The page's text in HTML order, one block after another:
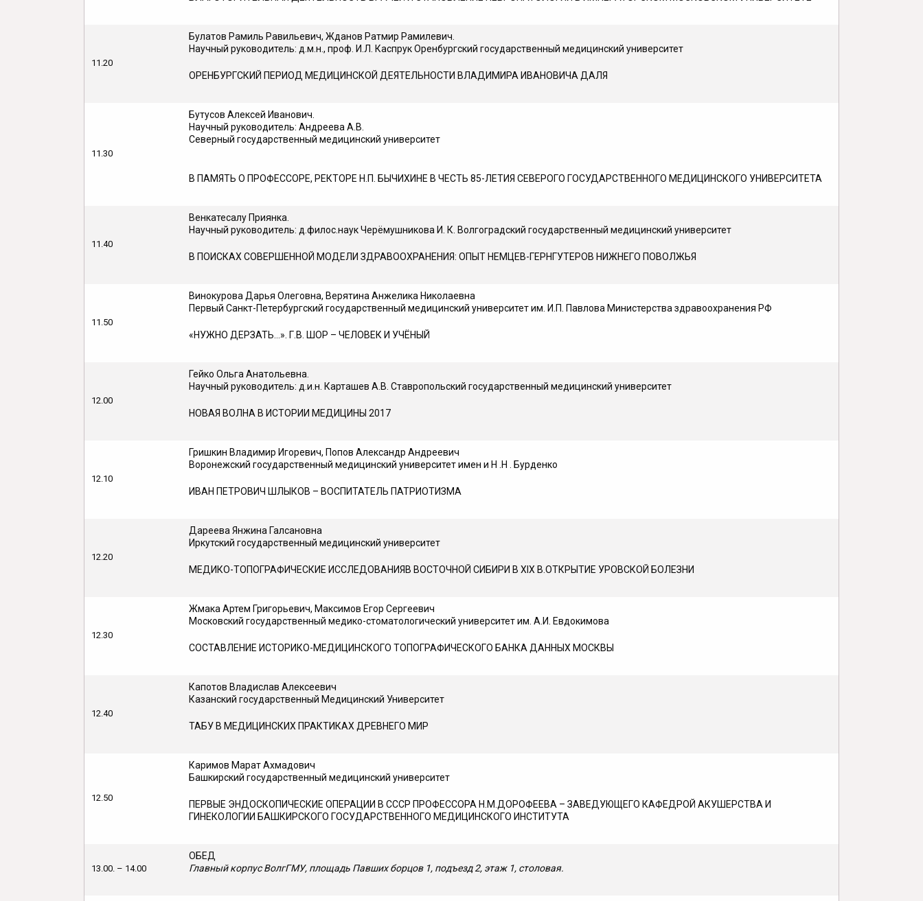
11.20
Булатов Рамиль Равильевич, Жданов Ратмир Рамилевич.
Научный руководитель: д.м.н., проф. И.Л. Каспрук Оренбургский государственный медицинский университет
ОРЕНБУРГСКИЙ ПЕРИОД МЕДИЦИНСКОЙ ДЕЯТЕЛЬНОСТИ ВЛАДИМИРА ИВАНОВИЧА ДАЛЯ
11.30
Бутусов Алексей Иванович.
Научный руководитель: Андреева А.В.
Северный государственный медицинский университет
В ПАМЯТЬ О ПРОФЕССОРЕ, РЕКТОРЕ Н.П. БЫЧИХИНЕ В ЧЕСТЬ 85-ЛЕТИЯ СЕВЕРОГО ГОСУДАРСТВЕННОГО МЕДИЦИНСКОГО УНИВЕРСИТЕТА
11.40
Венкатесалу Приянка.
Научный руководитель: д.филос.наук Черёмушникова И. К. Волгоградский государственный медицинский университет
В ПОИСКАХ СОВЕРШЕННОЙ МОДЕЛИ ЗДРАВООХРАНЕНИЯ: ОПЫТ НЕМЦЕВ-ГЕРНГУТЕРОВ НИЖНЕГО ПОВОЛЖЬЯ
11.50
Винокурова Дарья Олеговна, Верятина Анжелика Николаевна
Первый Санкт-Петербургский государственный медицинский университет им. И.П. Павлова Министерства здравоохранения РФ
«НУЖНО ДЕРЗАТЬ…». Г.В. ШОР – ЧЕЛОВЕК И УЧЁНЫЙ
12.00
Гейко Ольга Анатольевна.
Научный руководитель: д.и.н. Карташев А.В. Ставропольский государственный медицинский университет
НОВАЯ ВОЛНА В ИСТОРИИ МЕДИЦИНЫ 2017
12.10
Гришкин Владимир Игоревич, Попов Александр Андреевич
Воронежский государственный медицинский университет имен и Н .Н . Бурденко
ИВАН ПЕТРОВИЧ ШЛЫКОВ – ВОСПИТАТЕЛЬ ПАТРИОТИЗМА
12.20
Дареева Янжина Галсановна
Иркутский государственный медицинский университет
МЕДИКО-ТОПОГРАФИЧЕСКИЕ ИССЛЕДОВАНИЯВ ВОСТОЧНОЙ СИБИРИ В ХIX В.ОТКРЫТИЕ УРОВСКОЙ БОЛЕЗНИ
12.30
Жмака Артем Григорьевич, Максимов Егор Сергеевич
Московский государственный медико-стоматологический университет им. А.И. Евдокимова
СОСТАВЛЕНИЕ ИСТОРИКО-МЕДИЦИНСКОГО ТОПОГРАФИЧЕСКОГО БАНКА ДАННЫХ МОСКВЫ
12.40
Капотов Владислав Алексеевич
Казанский государственный Медицинский Университет
ТАБУ В МЕДИЦИНСКИХ ПРАКТИКАХ ДРЕВНЕГО МИР
12.50
Каримов Марат Ахмадович
Башкирский государственный медицинский университет
ПЕРВЫЕ ЭНДОСКОПИЧЕСКИЕ ОПЕРАЦИИ В СССР ПРО­ФЕССОРА Н.М.ДОРОФЕЕВА – ЗАВЕДУЮЩЕГО КАФЕДРОЙ АКУШЕРСТВА И
ГИНЕКОЛОГИИ БАШКИРСКОГО ГОСУ­ДАРСТВЕННОГО МЕДИЦИНСКОГО ИНСТИТУТА
13.00. – 14.00
ОБЕД
Главный корпус ВолгГМУ, площадь Павших борцов 1, подъезд 2, этаж 1, столовая.